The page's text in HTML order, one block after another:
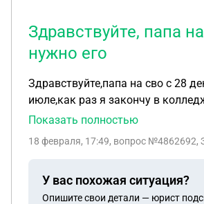
Здравствуйте, папа
нужно его
Здравствуйте,папа на сво с 28 дек 2025
июле,как раз я закончу в
Показать полностью
18 февраля, 17:49, вопрос №4862692,
У вас похожая ситуация?
Опишите свои детали — юрист